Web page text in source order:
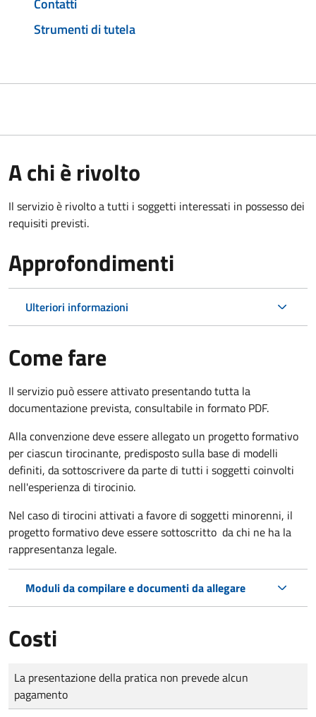
Contatti
Strumenti di tutela
A chi è rivolto
Il servizio è rivolto a tutti i soggetti interessati in possesso dei
requisiti previsti.
Approfondimenti
Ulteriori informazioni
Come fare
Il servizio può essere attivato presentando tutta la
documentazione prevista, consultabile in formato PDF.
Alla convenzione deve essere allegato un progetto formativo
per ciascun tirocinante, predisposto sulla base di modelli
definiti, da sottoscrivere da parte di tutti i soggetti coinvolti
nell'esperienza di tirocinio.
Nel caso di tirocini attivati a favore di soggetti minorenni, il
progetto formativo deve essere sottoscritto da chi ne ha la
rappresentanza legale.
Moduli da compilare e documenti da allegare
Costi
Tipo di pagamento
Importo
La presentazione della pratica non prevede alcun
pagamento